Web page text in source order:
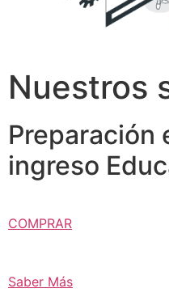
Nuestros
Preparación
ingreso
COMPRAR
Saber Más